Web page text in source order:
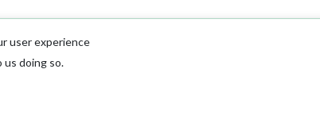
user experience
doing so.